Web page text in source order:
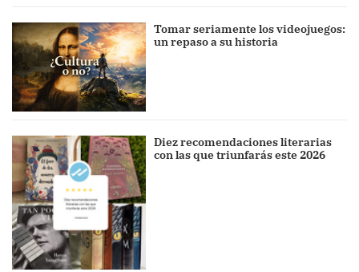
Tomar seriamente los videojuegos:
un repaso a su historia
Diez recomendaciones literarias
con las que triunfarás este 2026